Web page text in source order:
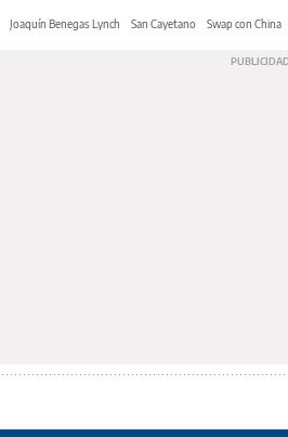
Joaquín Benegas Lynch San Cayetano Swap con China